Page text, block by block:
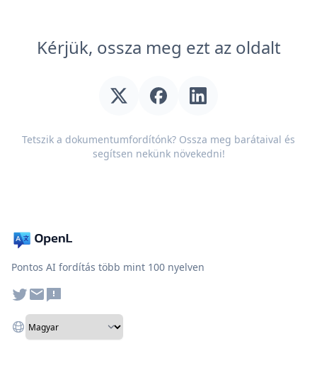
Kérjük, ossza meg ezt az oldalt
Tetszik a dokumentumfordítónk? Ossza meg barátaival és
segítsen nekünk növekedni!
Pontos AI fordítás több mint 100 nyelven